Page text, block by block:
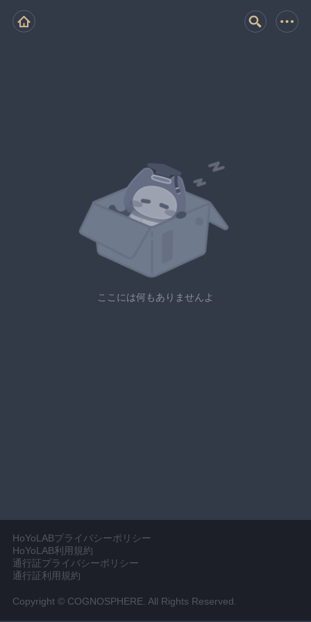
ここには何もありませんよ
HoYoLABプライバシーポリシー
HoYoLAB利用規約
通行証プライバシーポリシー
通行証利用規約
Copyright © COGNOSPHERE. All Rights Reserved.